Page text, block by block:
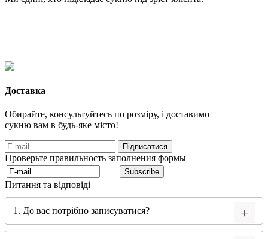
Доставка
Обирайте, консультуйтесь по розміру, і доставимо
сукню вам в будь-яке місто!
Проверьте правильность заполнения формы
Питання та відповіді
1. До вас потрібно записуватися?